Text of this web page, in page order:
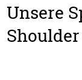
Unsere
Shoulder